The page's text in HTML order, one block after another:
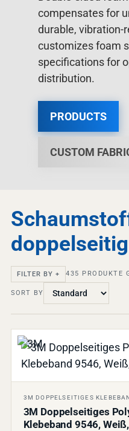
compensates for
durable, vibration-
customizes foam
specifications for
distribution.
PRODUCTS
CUSTOM
doppelseitig
FILTER BY + 435 PRODUKTE
SORT BY
3M DOPPELSEITIGES
3M Doppelseitiges
Klebeband 9546,